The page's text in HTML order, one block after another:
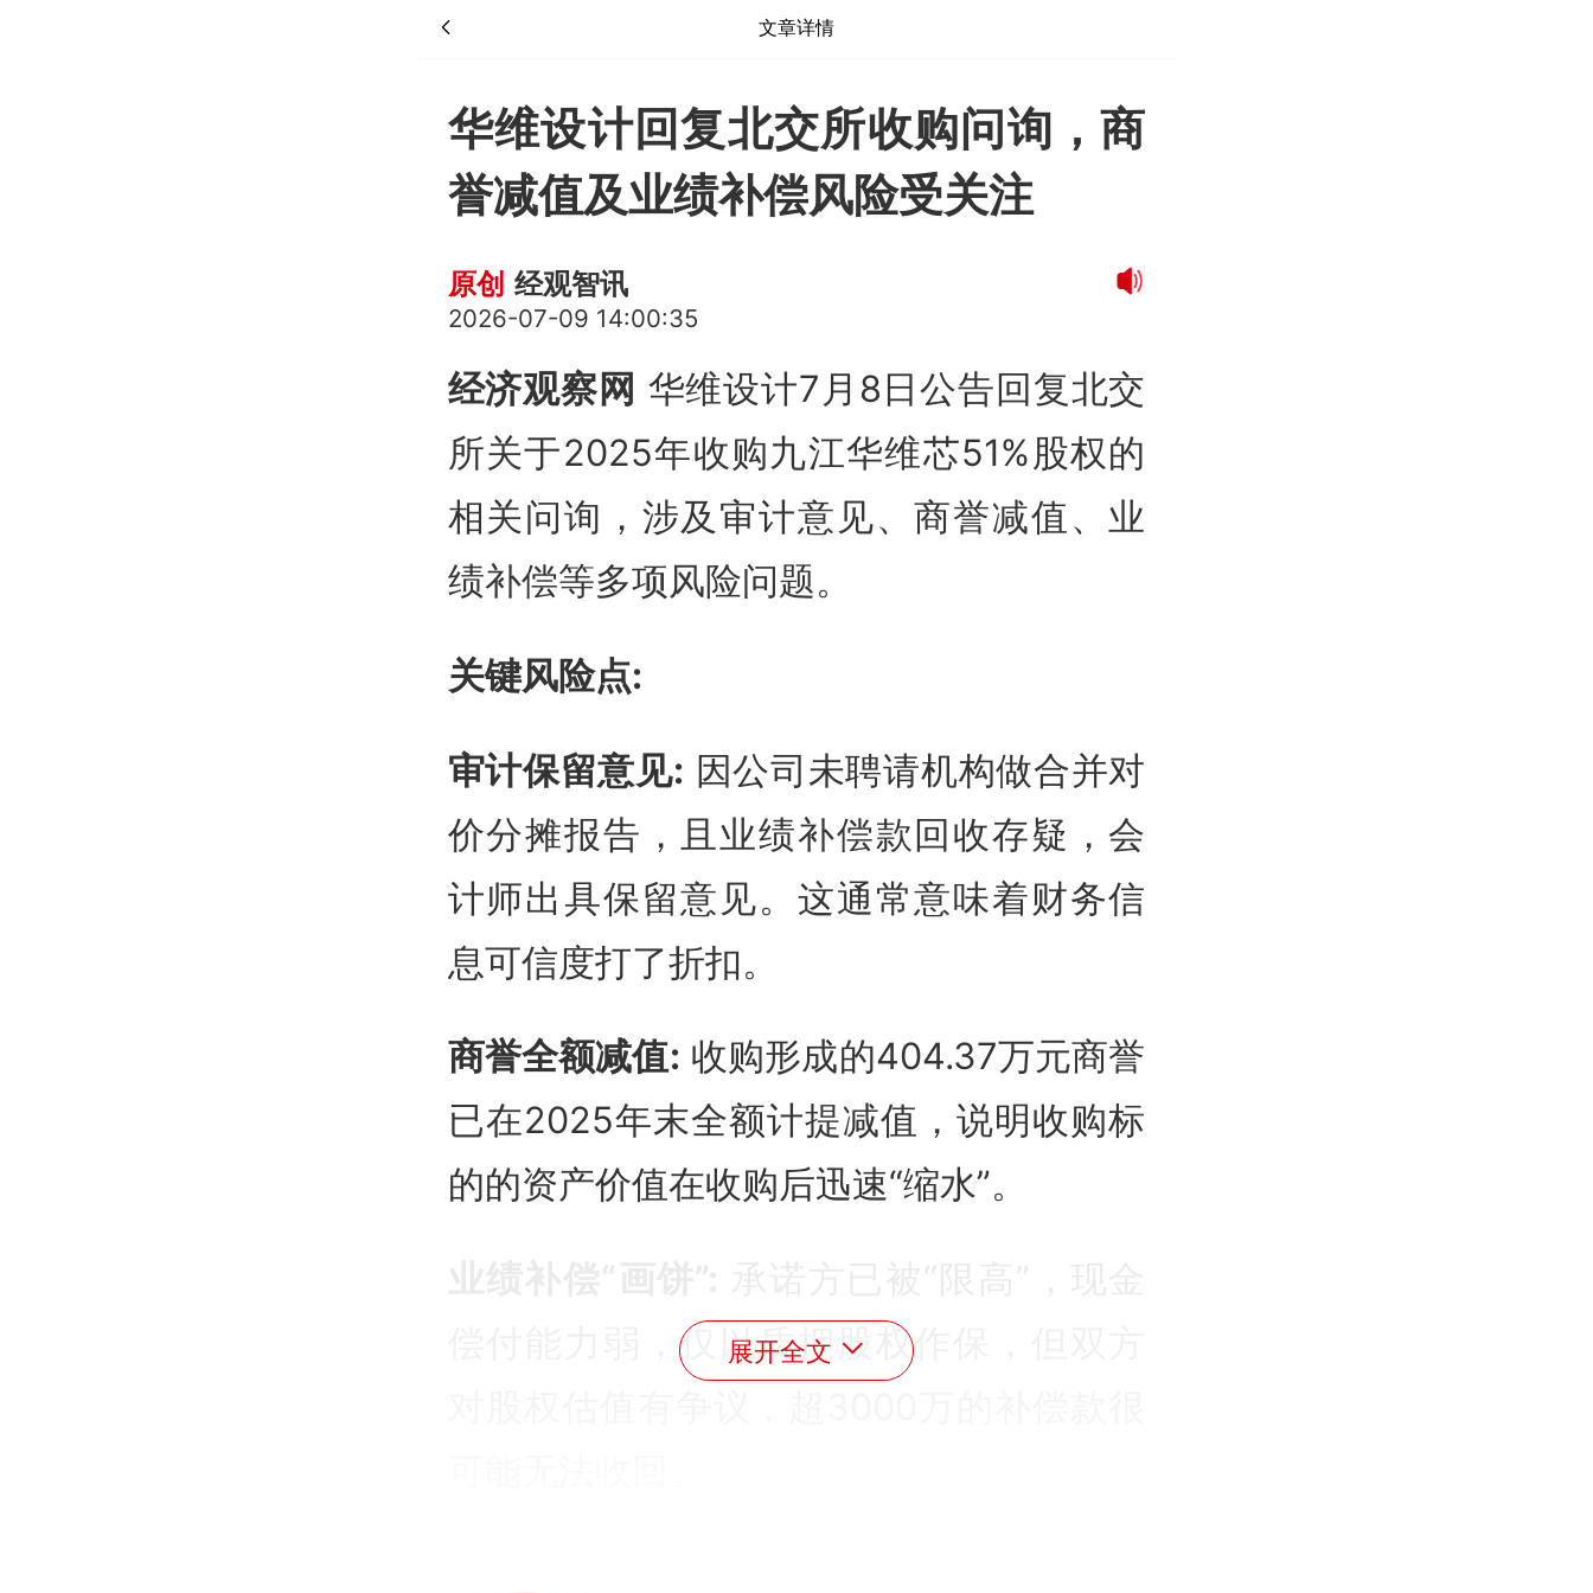
文章详情
华维设计回复北交所收购问询，商
誉减值及业绩补偿风险受关注
原创 经观智讯
2026-07-09 14:00:35
经济观察网 华维设计7月8日公告回复北交
所关于2025年收购九江华维芯51%股权的
相关问询，涉及审计意见、商誉减值、业
绩补偿等多项风险问题。
关键风险点:
审计保留意见: 因公司未聘请机构做合并对
价分摊报告，且业绩补偿款回收存疑，会
计师出具保留意见。这通常意味着财务信
息可信度打了折扣。
商誉全额减值: 收购形成的404.37万元商誉
已在2025年末全额计提减值 ，说明收购标
的的资产价值在收购后迅速“缩水”。
偿付能力弱，仅以质押股权作保，但双方
展开全文